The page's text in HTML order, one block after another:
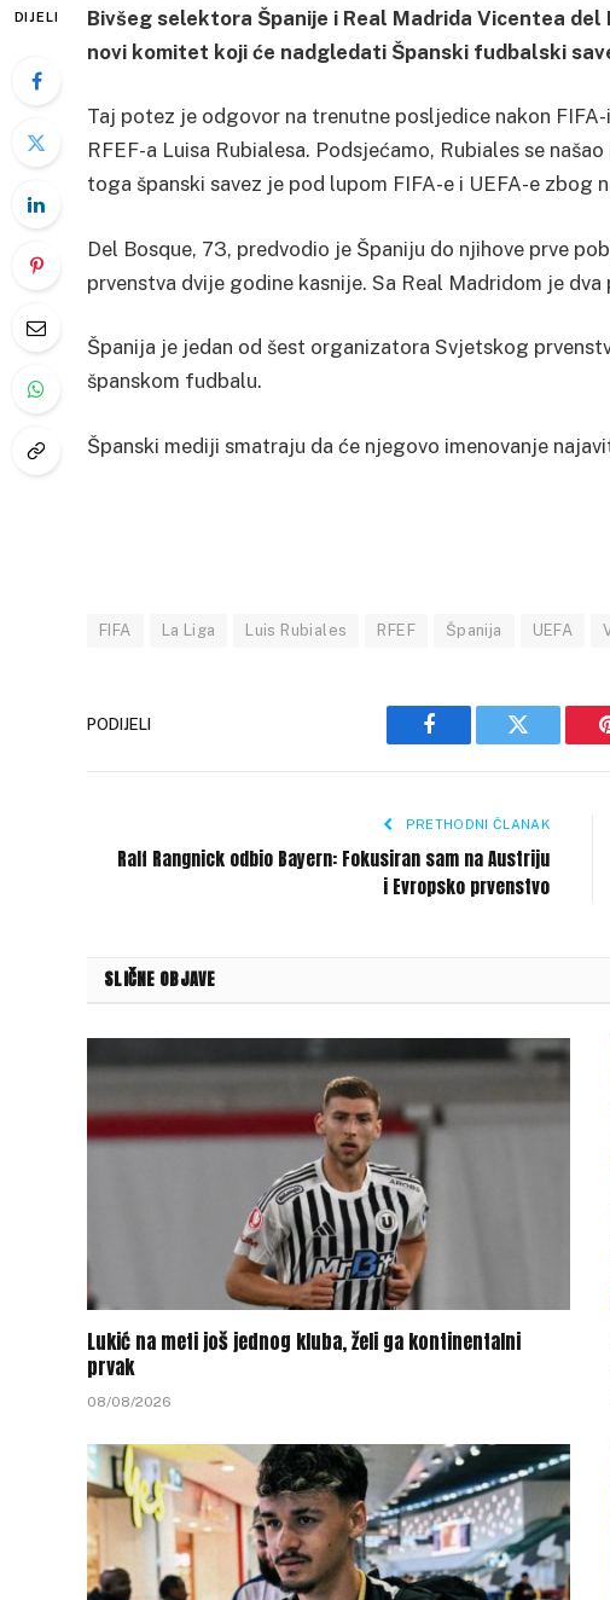
DIJELI
Bivšeg selektora Španije i Real Madrida Vicentea
novi komitet koji će nadgledati Španski fudbalski
Taj potez je odgovor na trenutne posljedice nakon
RFEF-a Luisa Rubialesa. Podsjećamo, Rubiales se
toga španski savez je pod lupom FIFA-e i UEFA-e
Del Bosque, 73, predvodio je Španiju do njihove prve
prvenstva dvije godine kasnije. Sa Real Madridom je
Španija je jedan od šest organizatora Svjetskog
španskom fudbalu.
Španski mediji smatraju da će njegovo imenovanje
FIFA La Liga Luis Rubiales RFEF Španija UEFA
PODIJELI
Facebook Twitter
PRETHODNI ČLANAK
Ralf Rangnick odbio Bayern: Fokusiran sam na Austriju
i Evropsko prvenstvo
SLIČNE OBJAVE
Lukić na meti još jednog kluba, želi ga kontinentalni
prvak
08/08/2026